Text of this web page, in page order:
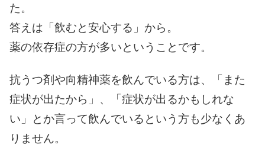
た。
答えは「飲むと安心する」から。
薬の依存症の方が多いということです。
抗うつ剤や向精神薬を飲んでいる方は、「また
症状が出たから」、「症状が出るかもしれな
い」とか言って飲んでいるという方も少なくあ
りません。